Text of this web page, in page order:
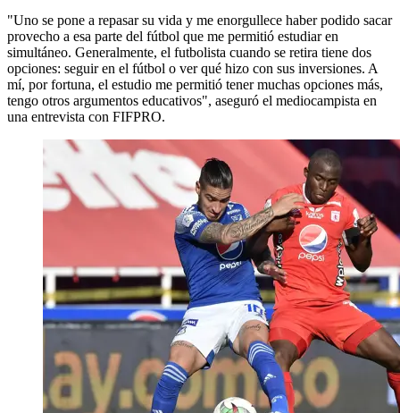
"Uno se pone a repasar su vida y me enorgullece haber podido sacar
provecho a esa parte del fútbol que me permitió estudiar en
simultáneo. Generalmente, el futbolista cuando se retira tiene dos
opciones: seguir en el fútbol o ver qué hizo con sus inversiones. A
mí, por fortuna, el estudio me permitió tener muchas opciones más,
tengo otros argumentos educativos", aseguró el mediocampista en
una entrevista con FIFPRO.